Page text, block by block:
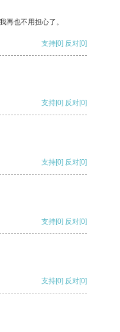
再也不用担心了。
支持[0] 反对[0]
支持[0] 反对[0]
支持[0] 反对[0]
支持[0] 反对[0]
支持[0] 反对[0]